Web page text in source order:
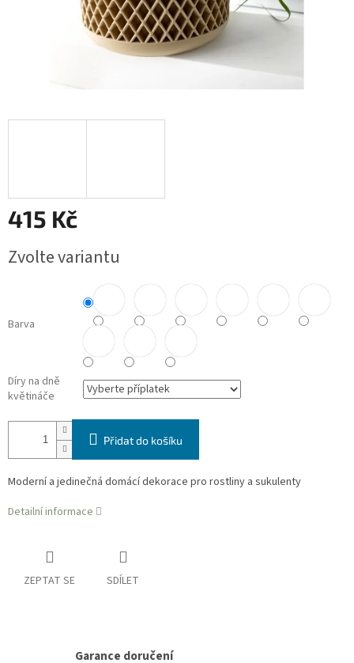
415 Kč
cena:
Zvolte variantu
Barva
Díry na dně
květináče
Přidat do košíku
Moderní a jedinečná domácí dekorace pro rostliny a sukulenty
Detailní informace
ZEPTAT SE SDÍLET
Garance doručení